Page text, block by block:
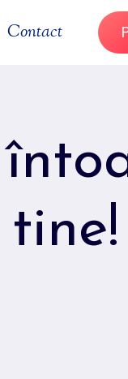
Contact